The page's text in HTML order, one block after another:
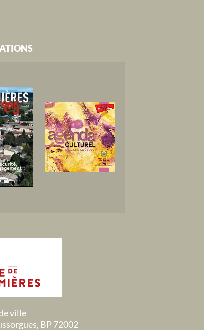
ville
BP 72002